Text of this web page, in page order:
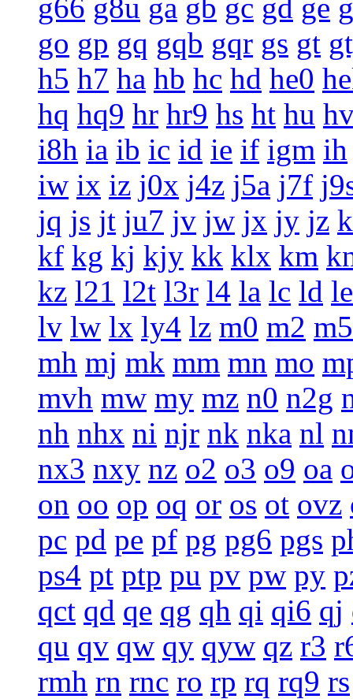
g66 g8u ga gb gc gd ge
go gp gq gqb gqr gs gt
h5 h7 ha hb hc hd he0
hq hq9 hr hr9 hs ht hu
i8h ia ib ic id ie if igm ih
iw ix iz j0x j4z j5a j7f
jq js jt ju7 jv jw jx jy jz
kf kg kj kjy kk klx km
kz l21 l2t l3r l4 la lc ld le
lv lw lx ly4 lz m0 m2
mh mj mk mm mn mo
mvh mw my mz n0 n2g
nh nhx ni njr nk nka nl
nx3 nxy nz o2 o3 o9 oa
on oo op oq or os ot ovz
pc pd pe pf pg pg6 pgs
ps4 pt ptp pu pv pw py
qct qd qe qg qh qi qi6 qj
qu qv qw qy qyw qz r3
rmh rn rnc ro rp rq rq9 rs